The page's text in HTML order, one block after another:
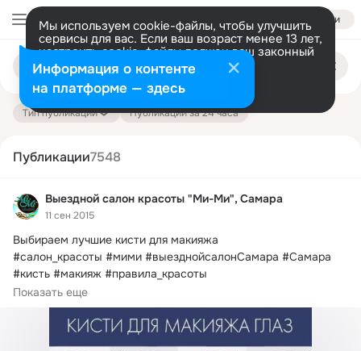
Войти
Мы используем cookie-файлы, чтобы улучшить
сервисы для вас. Если ваш возраст менее 13 лет,
настроить cookie-файлы должен ваш законный
представитель. Больше информации
Разрешить все Настроить
Поиск
публикациям
Тип публикации Публикации за 24 часа
Публикации7548
Выездной салон красоты "Ми-Ми", Самара
11 сен 2015
Выбираем лучшие кисти для макияжа
#салон_красоты #мими #выезднойсалонСамара #Самара
#кисть #макияж #правила_красоты
1 Начнем с нанесения...
Показать еще
Информация о контенте
на платформе — здесь